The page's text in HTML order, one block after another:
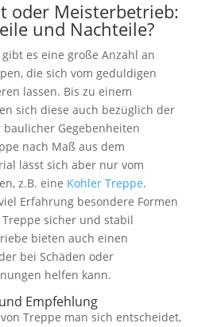
oder Meisterbetrieb:
und Nachteile?
es eine große Anzahl an
die sich vom geduldigen
lassen. Bis zu einem
sich diese auch bezüglich der
Gegebenheiten
nach Maß aus dem
lässt sich aber nur vom
z.B. eine Kohler Treppe.
Erfahrung besondere Formen
sicher und stabil
bieten auch einen
bei Schäden oder
helfen kann.
Empfehlung
Treppe man sich entscheidet,